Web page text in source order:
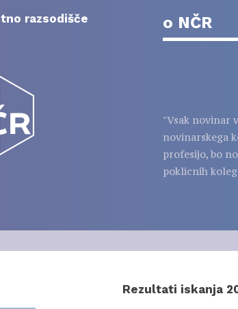
razsodišče o NČR
"Vsak novinar
novinarskega
profesijo, bo
poklicnih
Rezultati iskanja